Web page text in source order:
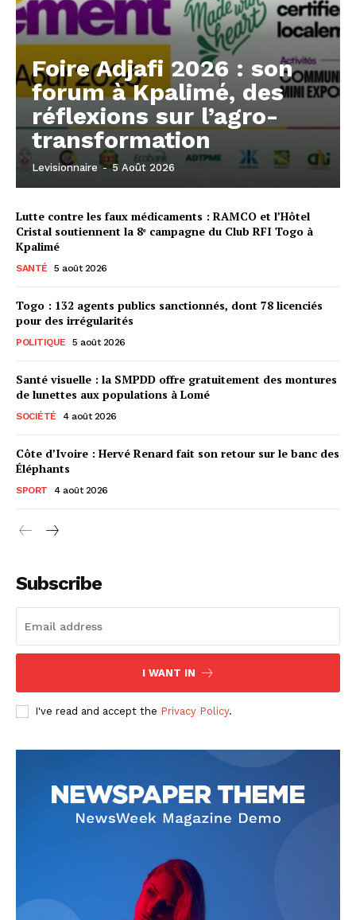
Foire Adjafi 2026 : son
forum à Kpalimé, des
réflexions sur l’agro-
transformation
Levisionnaire - 5 Août 2026
Lutte contre les faux médicaments : RAMCO et l’Hôtel
Cristal soutiennent la 8ᵉ campagne du Club RFI Togo à
Kpalimé
SANTÉ 5 août 2026
Togo : 132 agents publics sanctionnés, dont 78 licenciés
pour des irrégularités
POLITIQUE 5 août 2026
Santé visuelle : la SMPDD offre gratuitement des montures
de lunettes aux populations à Lomé
SOCIÉTÉ 4 août 2026
Côte d’Ivoire : Hervé Renard fait son retour sur le banc des
Éléphants
SPORT 4 août 2026
Subscribe
I WANT IN
I've read and accept the Privacy Policy.